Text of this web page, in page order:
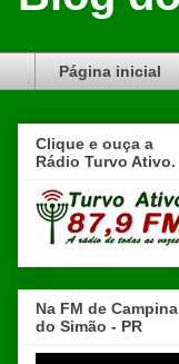
Página inicial
Clique e ouça a
Rádio Turvo Ativo.
Na FM de Campina
do Simão - PR